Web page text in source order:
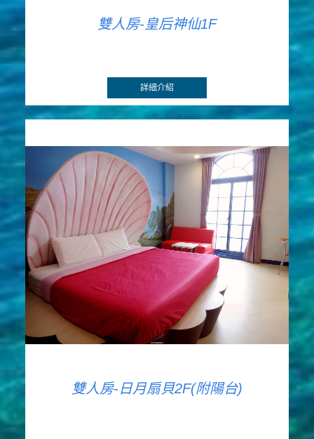
雙人房-皇后神仙1F
詳細介紹
雙人房-日月扇貝2F(附陽台)